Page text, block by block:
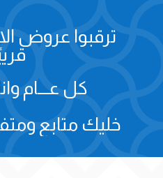
ترقبوا عروض
كل عـــام
خليك متابع